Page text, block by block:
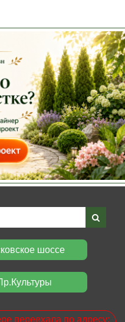
шоссе
переехала по адресу: